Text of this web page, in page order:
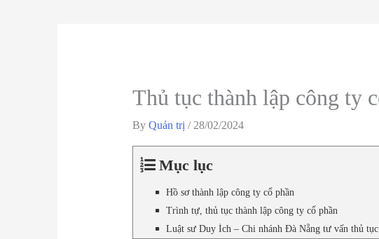
Thủ tục thành lập công ty
By Quản trị / 28/02/2024
Mục lục
Hồ sơ thành lập công ty cổ phần
Trình tự, thủ tục thành lập công ty cổ phần
Luật sư Duy Ích – Chi nhánh Đà Nẵng tư vấn thủ